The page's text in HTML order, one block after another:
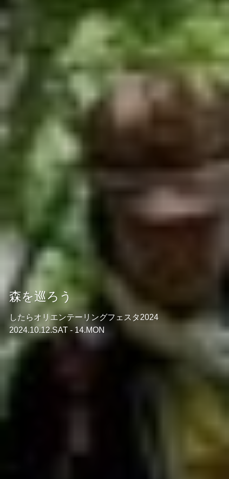
森を巡ろう
したらオリエンテーリングフェスタ2024
2024.10.12.SAT - 14.MON